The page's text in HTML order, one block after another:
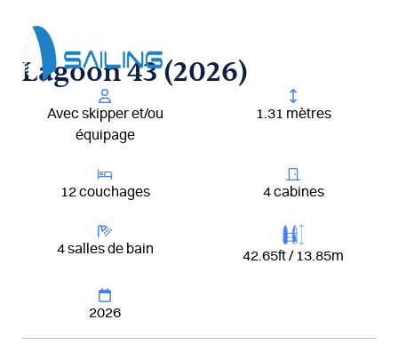
contenu
Lagoon 43 (2026)
Avec skipper et/ou
équipage
1.31 mètres
12 couchages 4 cabines
4 salles de bain 42.65ft / 13.85m
2026